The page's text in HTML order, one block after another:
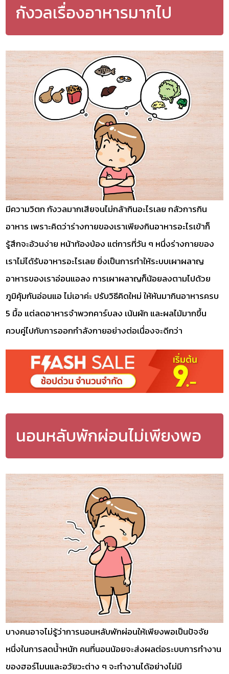
กังวลเรื่องอาหารมากไป
มีความวิตก กังวลมากเสียจนไม่กล้ากินอะไรเลย กลัวการกิน
อาหาร เพราะคิดว่าร่างกายของเราเพียงกินอาหารอะไรเข้าก็
รู้สึกจะอ้วนง่าย หน้าท้องป่อง แต่การที่วัน ๆ หนึ่งร่างกายของ
เราไม่ได้รับอาหารอะไรเลย ยิ่งเป็นการทำให้ระบบเผาผลาญ
อาหารของเราอ่อนแอลง การเผาผลาญก็น้อยลงตามไปด้วย
ภูมิคุ้มกันอ่อนแอ ไม่เอาค่ะ ปรับวิธีคิดใหม่ ให้หันมากินอาหารครบ
5 มื้อ แต่ลดอาหารจำพวกคาร์บลง เน้นผัก และผลไม้มากขึ้น
ควบคู่ไปกับการออกกำลังกายอย่างต่อเนื่องจะดีกว่า
นอนหลับพักผ่อนไม่เพียงพอ
บางคนอาจไม่รู้ว่าการนอนหลับพักผ่อนให้เพียงพอเป็นปัจจัย
หนึ่งในการลดน้ำหนัก คนที่นอนน้อยจะส่งผลต่อระบบการทำงาน
ของฮอร์โมนและอวัยวะต่าง ๆ จะทำงานได้อย่างไม่มี